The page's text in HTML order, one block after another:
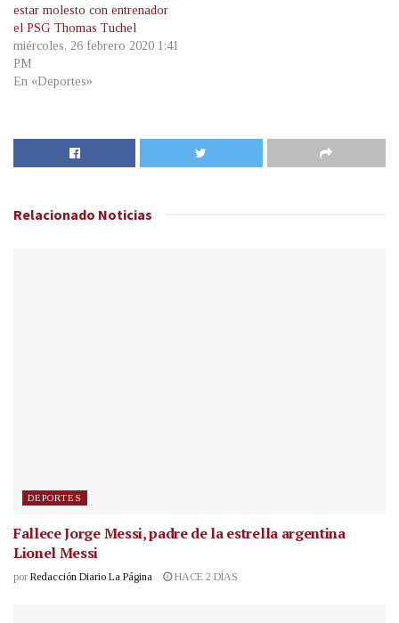
estar molesto con entrenador
el PSG Thomas Tuchel
miércoles, 26 febrero 2020 1:41
PM
En «Deportes»
Relacionado Noticias
DEPORTES
Fallece Jorge Messi, padre de la estrella argentina
Lionel Messi
por Redacción Diario La Página HACE 2 DÍAS